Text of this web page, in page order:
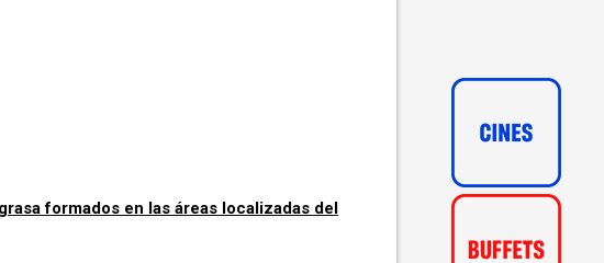
formados en las áreas localizadas del